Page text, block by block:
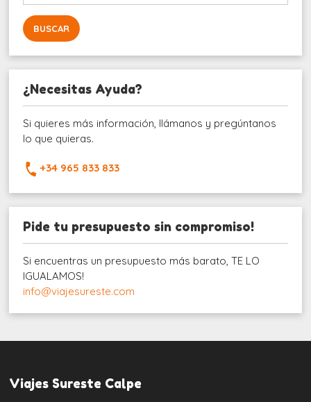
¿Necesitas Ayuda?
Si quieres más información, llámanos y pregúntanos
lo que quieras.
+34 965 833 833
Pide tu presupuesto sin compromiso!
Si encuentras un presupuesto más barato, TE LO
IGUALAMOS!
info@viajesureste.com
Viajes Sureste Calpe